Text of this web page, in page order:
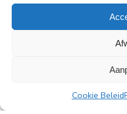
Cookie Beleid
Alle